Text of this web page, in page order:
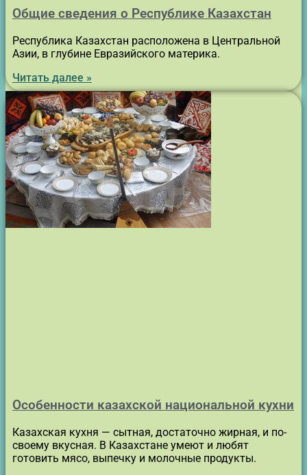
Общие сведения о Республике Казахстан
Республика Казахстан расположена в Центральной
Азии, в глубине Евразийского материка.
Читать далее »
Особенности казахской национальной кухни
Казахская кухня — сытная, достаточно жирная, и по-
своему вкусная. В Казахстане умеют и любят
готовить мясо, выпечку и молочные продукты.